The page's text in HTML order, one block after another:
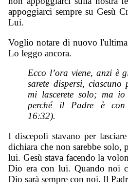
appoggiarci sempre su Gesù
Lui.
Voglio notare di nuovo
Lo leggo ancora.
Ecco l’ora viene, anzi è
sarete dispersi, ciascuno
mi lascerete solo; ma
perché il Padre è con
16:32).
I discepoli stavano per
dichiara che non sarebbe solo,
lui. Gesù stava facendo la
Dio era con lui. Quando noi
Dio sarà sempre con noi. Il